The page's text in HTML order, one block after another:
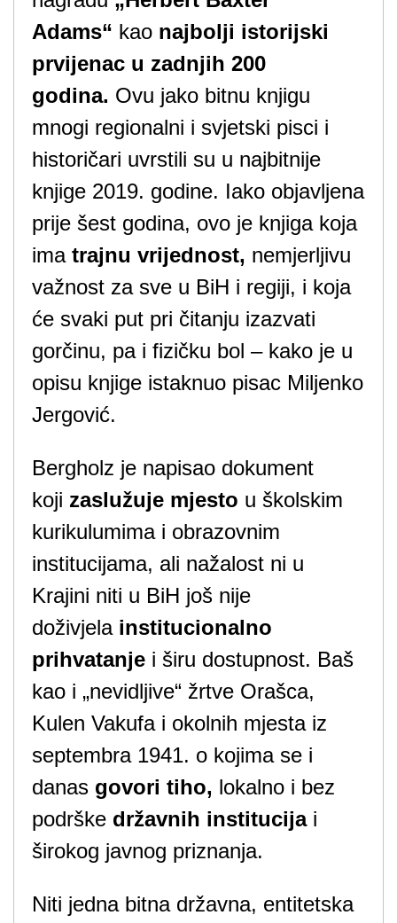
Adams“ kao najbolji istorijski
prvijenac u zadnjih 200
godina. Ovu jako bitnu knjigu
mnogi regionalni i svjetski pisci i
historičari uvrstili su u najbitnije
knjige 2019. godine. Iako objavljena
prije šest godina, ovo je knjiga koja
ima trajnu vrijednost, nemjerljivu
važnost za sve u BiH i regiji, i koja
će svaki put pri čitanju izazvati
gorčinu, pa i fizičku bol – kako je u
opisu knjige istaknuo pisac Miljenko
Jergović.
Bergholz je napisao dokument
koji zaslužuje mjesto u školskim
kurikulumima i obrazovnim
institucijama, ali nažalost ni u
Krajini niti u BiH još nije
doživjela institucionalno
prihvatanje i širu dostupnost. Baš
kao i „nevidljive“ žrtve Orašca,
Kulen Vakufa i okolnih mjesta iz
septembra 1941. o kojima se i
danas govori tiho, lokalno i bez
podrške državnih institucijai
širokog javnog priznanja.
Niti jedna bitna državna, entitetska